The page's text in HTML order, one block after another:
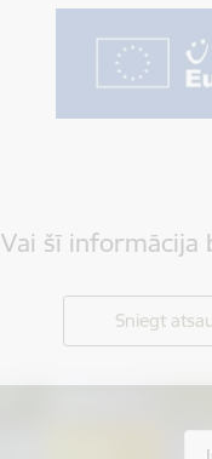
Vai šī informācija
Sniegt